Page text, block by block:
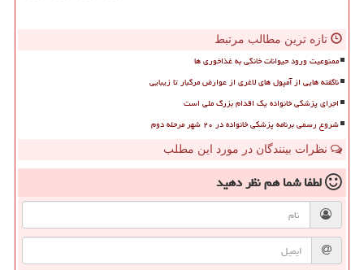
تازه ترین مطالب مرتبط
ممنوعیت ورود حیوانات خانگی به غذاخوری ها
ناگفته هایی از آمپول های لاغری از عوارض مرگبار تا زیبایی
اجرای پزشکی خانواده یک اقدام بزرگ ملی است
شروع رسمی برنامه پزشکی خانواده در ۲۰ شهر مرحله دوم
نظرات بینندگان در مورد این مطلب
لطفا شما همنظر دهید